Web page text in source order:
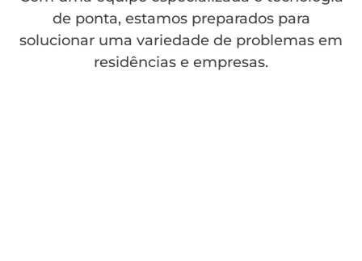
de ponta, estamos preparados para
solucionar uma variedade de problemas em
residências e empresas.